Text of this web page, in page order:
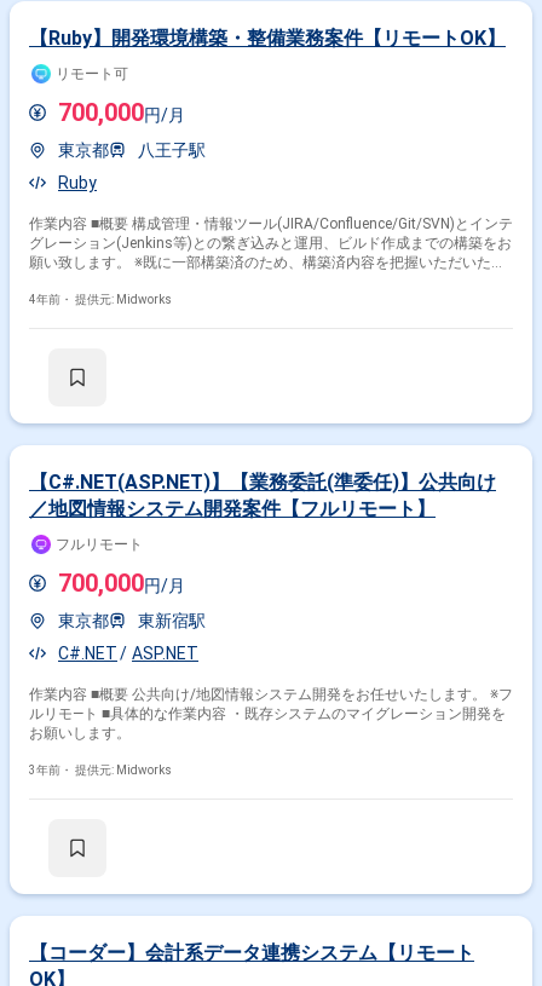
【Ruby】開発環境構築・整備業務案件【リモートOK】
リモート可
700,000円/月
東京都
八王子駅
Ruby
作業内容 ■概要 構成管理・情報ツール(JIRA/Confluence/Git/SVN)とインテ
グレーション(Jenkins等)との繋ぎ込みと運用、ビルド作成までの構築をお
願い致します。 ※既に一部構築済のため、構築済内容を把握いただいた上
発(機能追加)・運用保守 ■開発環境： ■プログラミング言語：Ruby on
4年前・ 提供元: Midworks
【C#.NET(ASP.NET)】【業務委託(準委任)】公共向け
／地図情報システム開発案件【フルリモート】
フルリモート
700,000円/月
東京都
東新宿駅
C#.NET
ASP.NET
作業内容 ■概要 公共向け/地図情報システム開発をお任せいたします。 ※フ
ルリモ―ト ■具体的な作業内容 ・既存システムのマイグレーション開発を
お願いします。
3年前・ 提供元: Midworks
【コーダー】会計系データ連携システム【リモート
OK】
その他の職種から探す
バックエンドエンジニア